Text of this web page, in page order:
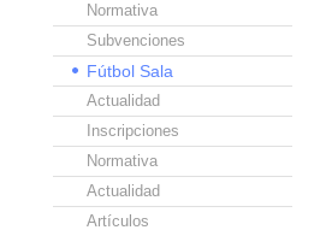
Normativa
Subvenciones
Fútbol Sala
Actualidad
Inscripciones
Normativa
Actualidad
Artículos